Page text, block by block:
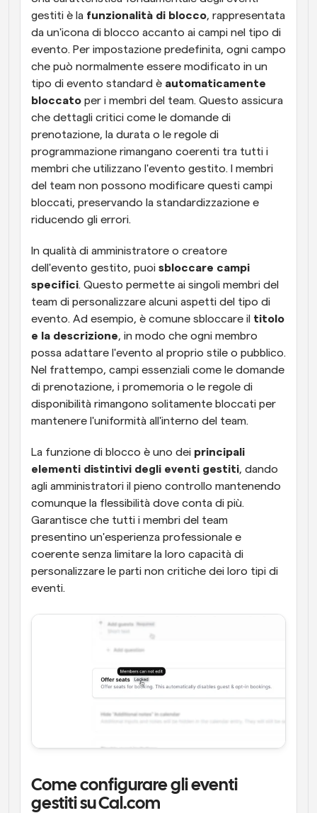
gestiti è la funzionalità di blocco, rappresentata
da un'icona di blocco accanto ai campi nel tipo di
evento. Per impostazione predefinita, ogni campo
che può normalmente essere modificato in un
tipo di evento standard è automaticamente
bloccato per i membri del team. Questo assicura
che dettagli critici come le domande di
prenotazione, la durata o le regole di
programmazione rimangano coerenti tra tutti i
membri che utilizzano l'evento gestito. I membri
del team non possono modificare questi campi
bloccati, preservando la standardizzazione e
riducendo gli errori.
In qualità di amministratore o creatore
dell'evento gestito, puoi sbloccare campi
specifici. Questo permette ai singoli membri del
team di personalizzare alcuni aspetti del tipo di
evento. Ad esempio, è comune sbloccare il titolo
e la descrizione, in modo che ogni membro
possa adattare l'evento al proprio stile o pubblico.
Nel frattempo, campi essenziali come le domande
di prenotazione, i promemoria o le regole di
disponibilità rimangono solitamente bloccati per
mantenere l'uniformità all'interno del team.
La funzione di blocco è uno dei principali
elementi distintivi degli eventi gestiti, dando
agli amministratori il pieno controllo mantenendo
comunque la flessibilità dove conta di più.
Garantisce che tutti i membri del team
presentino un'esperienza professionale e
coerente senza limitare la loro capacità di
personalizzare le parti non critiche dei loro tipi di
eventi.
Come configurare gli eventi
gestiti su Cal.com